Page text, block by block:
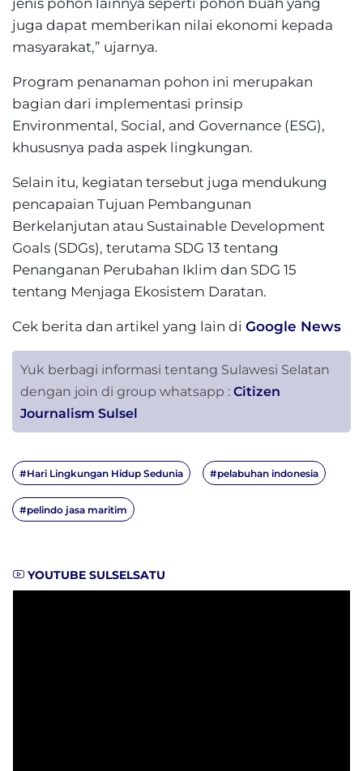
jenis pohon lainnya seperti pohon buah yang
juga dapat memberikan nilai ekonomi kepada
masyarakat,” ujarnya.
Program penanaman pohon ini merupakan
bagian dari implementasi prinsip
Environmental, Social, and Governance (ESG),
khususnya pada aspek lingkungan.
Selain itu, kegiatan tersebut juga mendukung
pencapaian Tujuan Pembangunan
Berkelanjutan atau Sustainable Development
Goals (SDGs), terutama SDG 13 tentang
Penanganan Perubahan Iklim dan SDG 15
tentang Menjaga Ekosistem Daratan.
Cek berita dan artikel yang lain di Google News
Yuk berbagi informasi tentang Sulawesi Selatan
dengan join di group whatsapp : Citizen
Journalism Sulsel
#Hari Lingkungan Hidup Sedunia #pelabuhan indonesia
#pelindo jasa maritim
YOUTUBE SULSELSATU